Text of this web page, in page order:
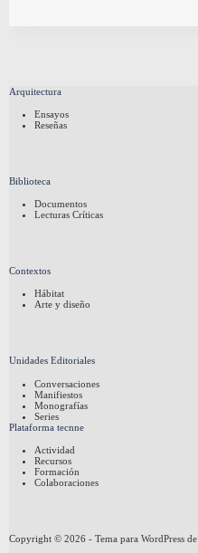
Arquitectura
Ensayos
Reseñas
Biblioteca
Documentos
Lecturas Críticas
Contextos
Hábitat
Arte y diseño
Unidades Editoriales
Conversaciones
Manifiestos
Monografías
Series
Plataforma tecnne
Actividad
Recursos
Formación
Colaboraciones
Copyright © 2026 - Tema para WordPress de